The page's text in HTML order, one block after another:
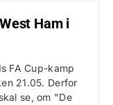
Ham i
FA Cup-kamp
21.05. Derfor
se, om "De